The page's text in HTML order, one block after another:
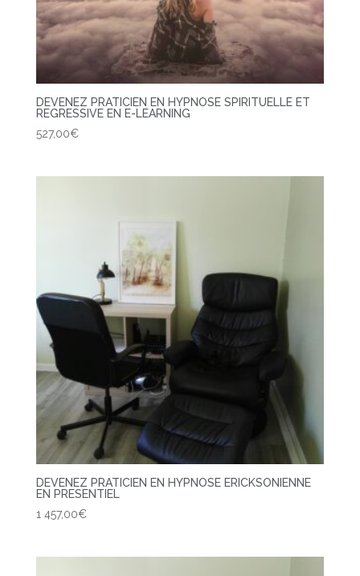
DEVENEZ PRATICIEN EN HYPNOSE SPIRITUELLE ET
REGRESSIVE EN E-LEARNING
527,00€
DEVENEZ PRATICIEN EN HYPNOSE ERICKSONIENNE
EN PRESENTIEL
1 457,00€